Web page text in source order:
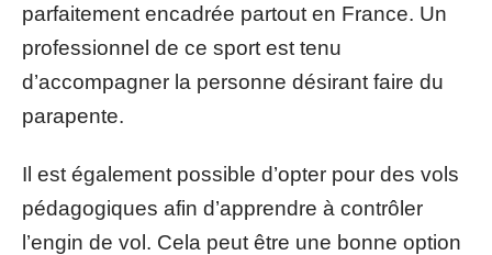
parfaitement encadrée partout en France. Un
professionnel de ce sport est tenu
d’accompagner la personne désirant faire du
parapente.
Il est également possible d’opter pour des vols
pédagogiques afin d’apprendre à contrôler
l’engin de vol. Cela peut être une bonne option